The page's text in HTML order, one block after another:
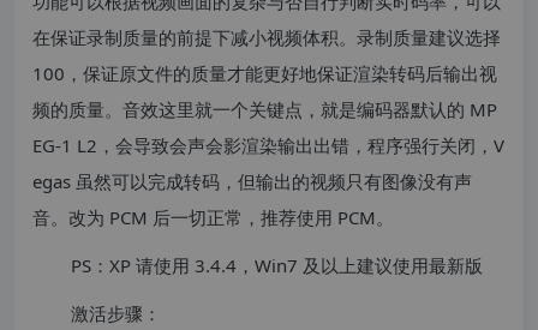
在保证录制质量的前提下减小视频体积。录制质量建议选择
100，保证原文件的质量才能更好地保证渲染转码后输出视
频的质量。音效这里就一个关键点，就是编码器默认的 MP
EG-1 L2，会导致会声会影渲染输出出错，程序强行关闭，V
egas 虽然可以完成转码，但输出的视频只有图像没有声
音。改为 PCM 后一切正常，推荐使用 PCM。
PS：XP 请使用 3.4.4，Win7 及以上建议使用最新版
激活步骤：